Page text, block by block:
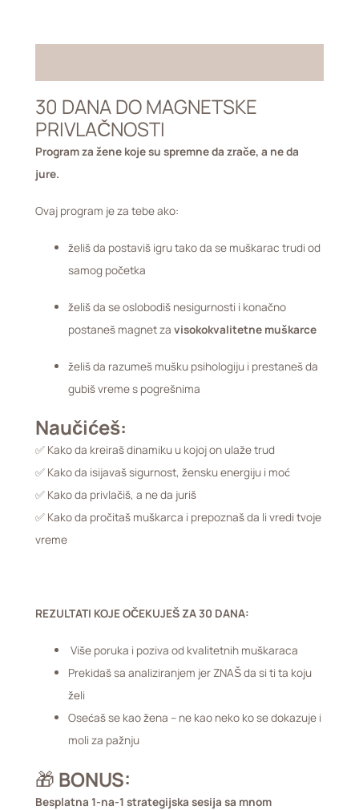
30 DANA DO MAGNETSKE
PRIVLAČNOSTI
Program za žene koje su spremne da zrače, a ne da
jure.
Ovaj program je za tebe ako:
želiš da postaviš igru tako da se muškarac trudi od
samog početka
želiš da se oslobodiš nesigurnosti i konačno
postaneš magnet zavisokokvalitetne muškarce
želiš da razumeš mušku psihologiju i prestaneš da
gubiš vreme s pogrešnima
Naučićeš:
✅ Kako da kreiraš dinamiku u kojoj on ulaže trud
✅ Kako da isijavaš sigurnost, žensku energiju i moć
✅ Kako da privlačiš, a ne da juriš
✅ Kako da pročitaš muškarca i prepoznaš da li vredi tvoje
vreme
REZULTATI KOJE OČEKUJEŠ ZA 30 DANA:
Više poruka i poziva od kvalitetnih muškaraca
Prekidaš sa analiziranjem jer ZNAŠ da si ti ta koju
želi
Osećaš se kao žena – ne kao neko ko se dokazuje i
moli za pažnju
🎁 BONUS:
Besplatna 1-na-1 strategijska sesija sa mnom